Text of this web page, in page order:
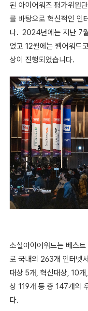
된 아이어워즈 평가위원
를 바탕으로 혁신적인 인
다. 2024년에는 지난 7
었고 12월에는 웹어워드
상이 진행되었습니다.
소셜아이어워드는 베스
로 국내의 263개 인터넷
대상 5개, 혁신대상, 10
상 119개 등 총 147개의
다.